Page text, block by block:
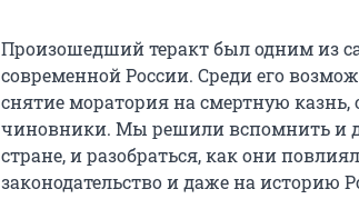
Произошедший теракт был одним из
современной России. Среди его
снятие моратория на смертную
чиновники. Мы решили вспомнить и
стране, и разобраться, как они
законодательство и даже на историю